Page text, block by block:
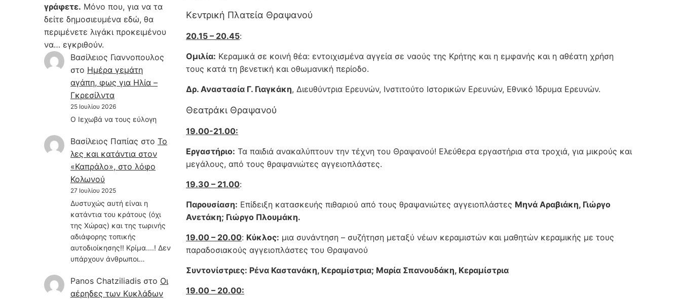
γράφετε. Μόνο που, για να τα
δείτε δημοσιευμένα εδώ, θα
περιμένετε λιγάκι προκειμένου
να… εγκριθούν.
Βασίλειος Γιαννοπουλος
στο Hμέρα γεμάτη
αγάπη, φως για Ηλία –
Γκρεσίλντα
25 Ιουλίου 2026
Ο Ιεχωβά να τους εύλογη
Βασίλειος Παπίας στο Το
λες και κατάντια στον
«Καπράλο», στο λόφο
Κολωνού
27 Ιουλίου 2025
Δυστυχώς αυτή είναι η
κατάντια του κράτους (όχι
της Χώρας) και της τωρινής
αδιάφορης τοπικής
αυτοδιοίκησης!! Κρίμα....! Δεν
υπάρχουν άνθρωποι…
Panos Chatziliadis στο Οι
αέρηδες των Κυκλάδων
Κεντρική Πλατεία Θραψανού
20.15 – 20.45:
Ομιλία: Κεραμικά σε κοινή θέα: εντοιχισμένα αγγεία σε ναούς της Κρήτης και η εμφανής και η αθέατη χρήση
τους κατά τη βενετική και οθωμανική περίοδο.
Δρ. Αναστασία Γ. Γιαγκάκη, Διευθύντρια Ερευνών, Ινστιτούτο Ιστορικών Ερευνών, Εθνικό Ίδρυμα Ερευνών.
Θεατράκι Θραψανού
19.00-21.00:
Εργαστήριο: Τα παιδιά ανακαλύπτουν την τέχνη του Θραψανού! Ελεύθερα εργαστήρια στα τροχιά, για μικρούς και
μεγάλους, από τους θραψανιώτες αγγειοπλάστες.
19.30 – 21.00:
Παρουσίαση: Επίδειξη κατασκευής πιθαριού από τους θραψανιώτες αγγειοπλάστες Μηνά Αραβιάκη, Γιώργο
Ανετάκη; Γιώργο Πλουμάκη.
19.00 – 20.00: Κύκλος: μια συνάντηση – συζήτηση μεταξύ νέων κεραμιστών και μαθητών κεραμικής με τους
παραδοσιακούς αγγειοπλάστες του Θραψανού
Συντονίστριες: Ρένα Καστανάκη, Κεραμίστρια; Μαρία Σπανουδάκη, Κεραμίστρια
19.00 – 20.00: